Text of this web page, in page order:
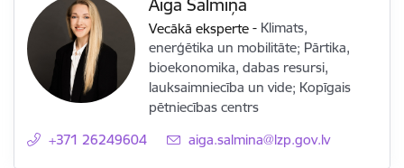
Vecākā eksperte - Klimats,
enerģētika un mobilitāte; Pārtika,
bioekonomika, dabas resursi,
lauksaimniecība un vide; Kopīgais
pētniecības centrs
+371 26249604
E-pasts:
aiga.salmina@lzp.gov.lv